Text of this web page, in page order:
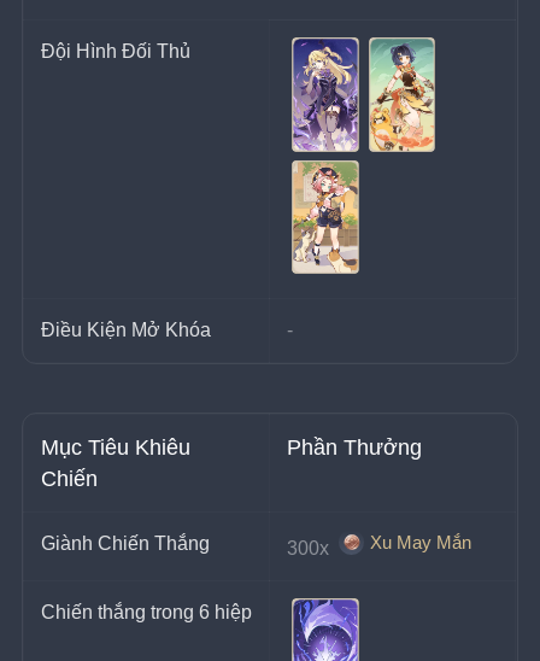
Đội Hình Đối Thủ
Điều Kiện Mở Khóa -
Mục Tiêu Khiêu
Chiến
Phần Thưởng
Giành Chiến Thắng 300x Xu May Mắn
Chiến thắng trong 6 hiệp